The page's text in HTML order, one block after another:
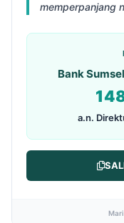
memperpanjang
Bank
a.n.